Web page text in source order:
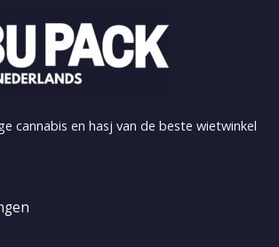
cannabis en hasj van de beste wietwinkel